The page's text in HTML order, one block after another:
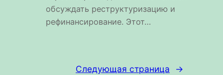
обсуждать реструктуризацию и
рефинансирование. Этот…
Следующая страница →